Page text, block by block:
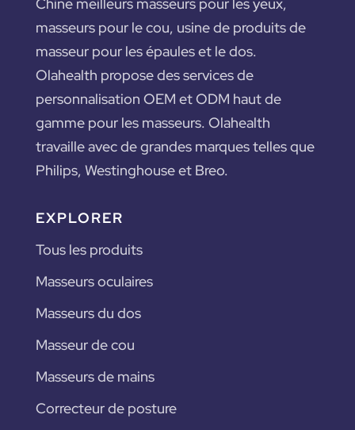
Chine meilleurs masseurs pour les yeux,
masseurs pour le cou, usine de produits de
masseur pour les épaules et le dos.
Olahealth propose des services de
personnalisation OEM et ODM haut de
gamme pour les masseurs. Olahealth
travaille avec de grandes marques telles que
Philips, Westinghouse et Breo.
EXPLORER
Tous les produits
Masseurs oculaires
Masseurs du dos
Masseur de cou
Masseurs de mains
Correcteur de posture